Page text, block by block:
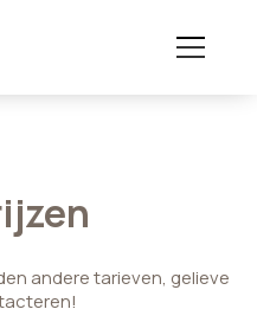
andere tarieven, gelieve